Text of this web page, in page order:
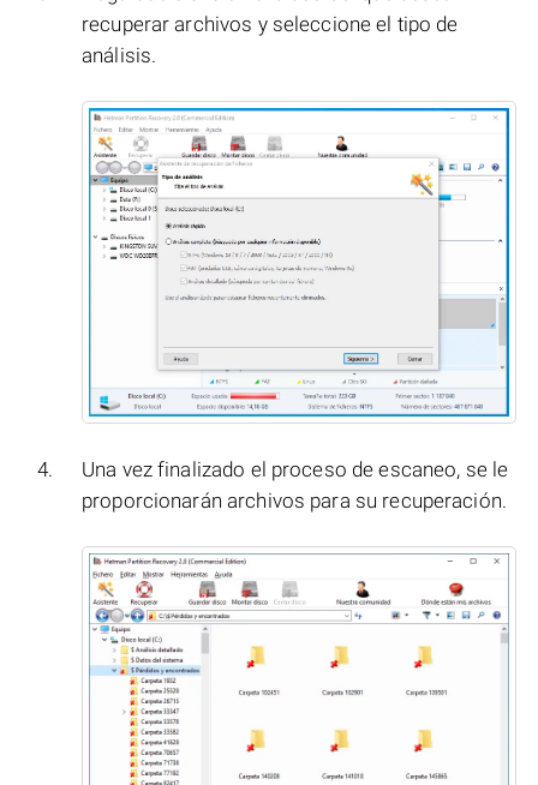
recuperar archivos y seleccione el tipo de
análisis.
Una vez finalizado el proceso de escaneo, se le
proporcionarán archivos para su recuperación.